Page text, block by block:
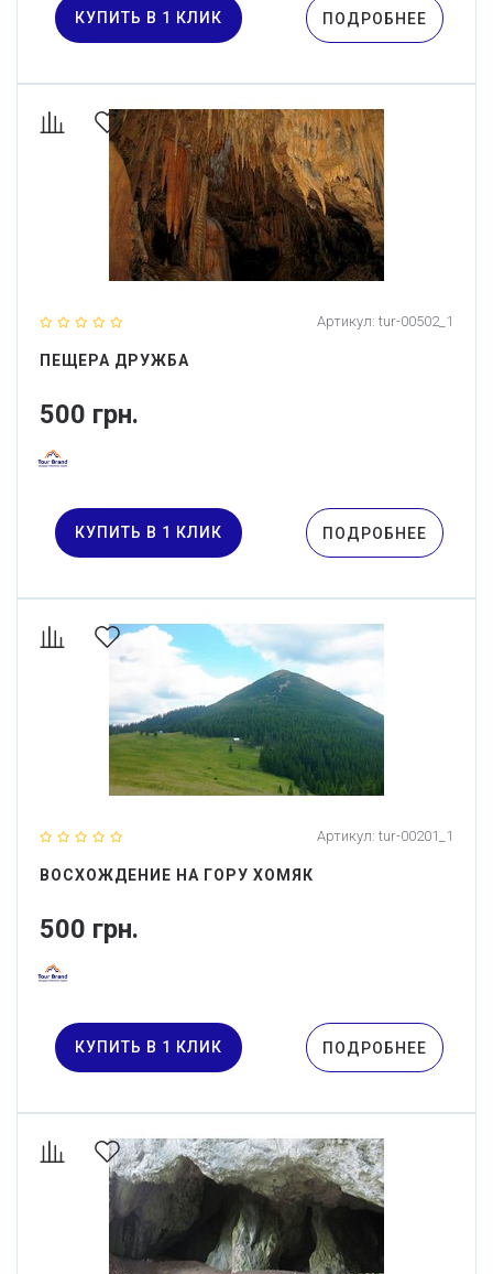
КУПИТЬ В 1 КЛИК ПОДРОБНЕЕ
Артикул: tur-00502_1
ПЕЩЕРА ДРУЖБА
500 грн.
КУПИТЬ В 1 КЛИК ПОДРОБНЕЕ
Артикул: tur-00201_1
ВОСХОЖДЕНИЕ НА ГОРУ ХОМЯК
500 грн.
КУПИТЬ В 1 КЛИК ПОДРОБНЕЕ